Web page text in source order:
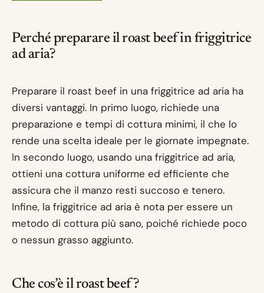
Perché preparare il roast beef in friggitrice
ad aria?
Preparare il roast beef in una friggitrice ad aria ha
diversi vantaggi. In primo luogo, richiede una
preparazione e tempi di cottura minimi, il che lo
rende una scelta ideale per le giornate impegnate.
In secondo luogo, usando una friggitrice ad aria,
ottieni una cottura uniforme ed efficiente che
assicura che il manzo resti succoso e tenero.
Infine, la friggitrice ad aria è nota per essere un
metodo di cottura più sano, poiché richiede poco
o nessun grasso aggiunto.
Che cos’è il roast beef?